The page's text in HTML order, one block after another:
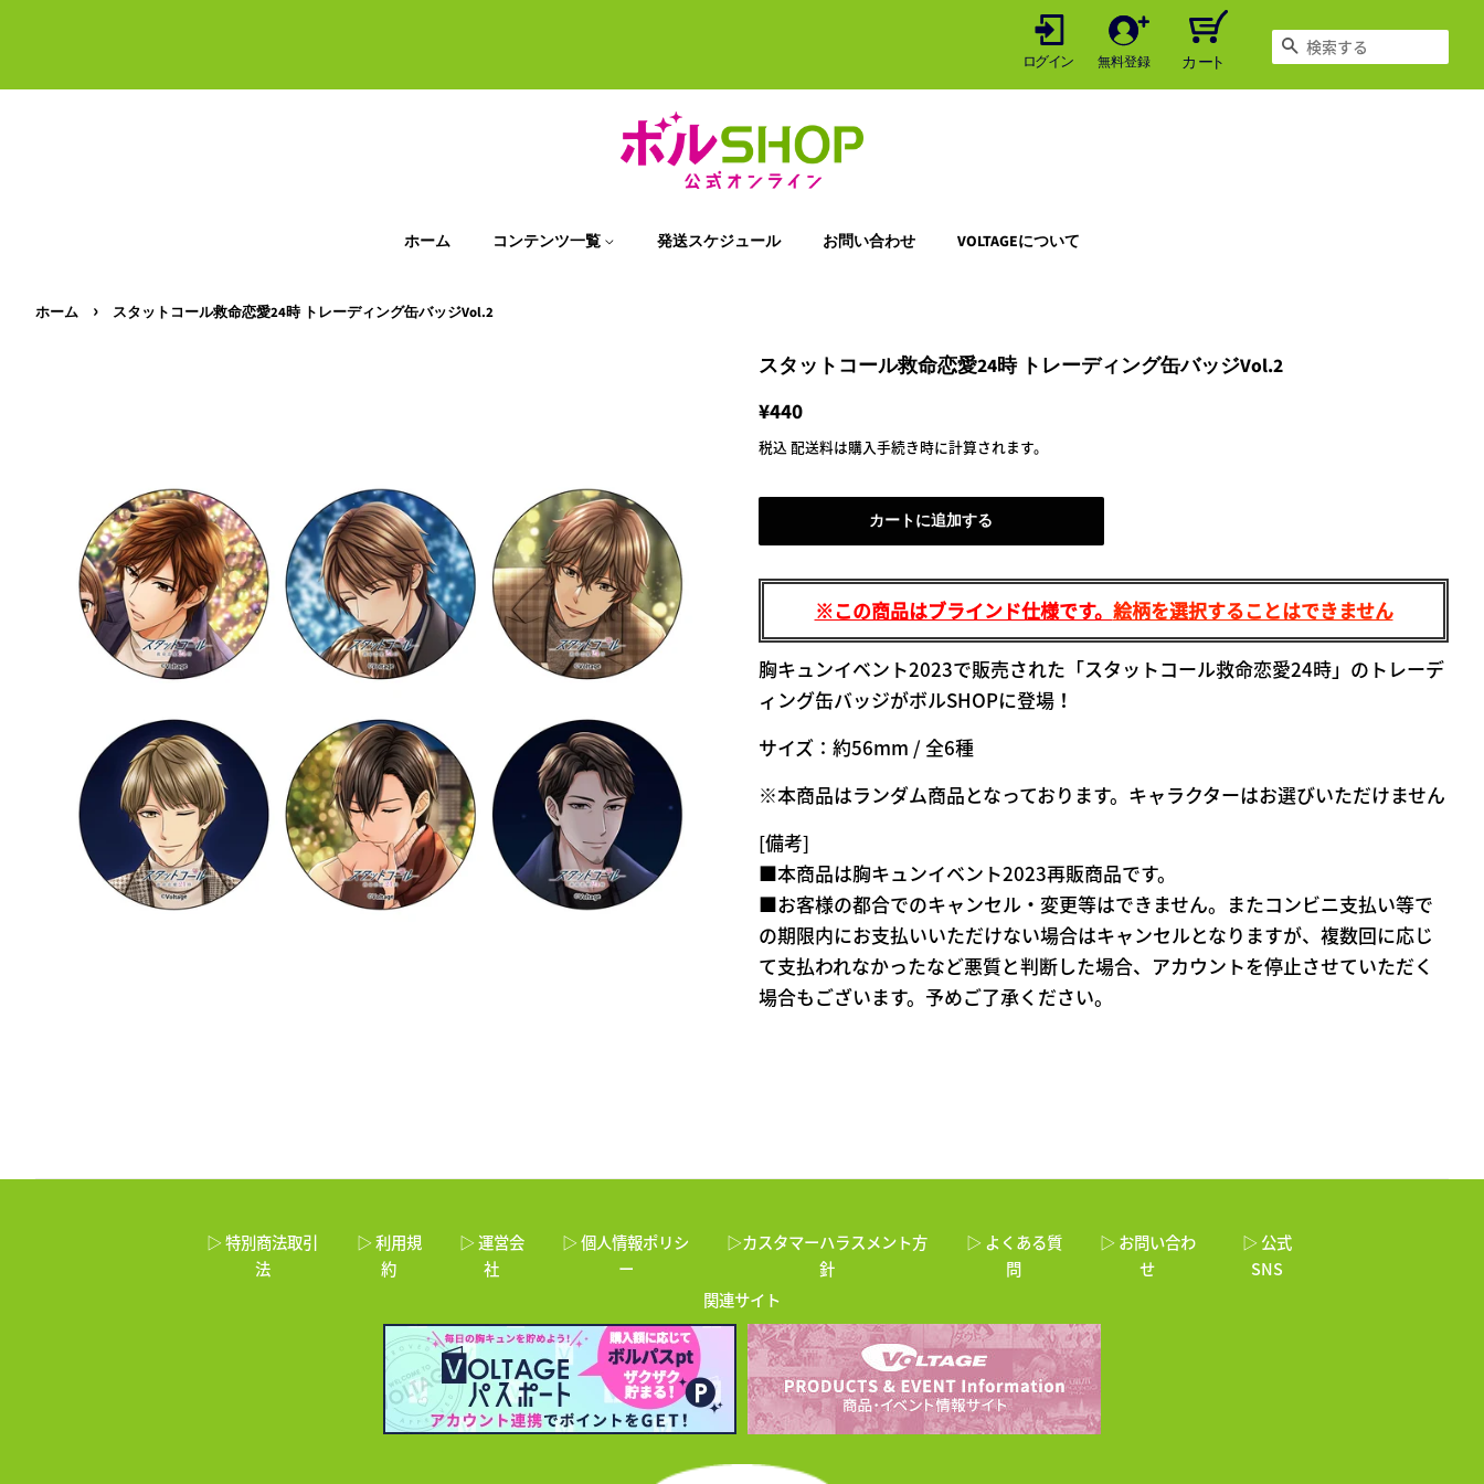
検索する
ホーム コンテンツ一覧 発送スケジュール お問い合わせ VOLTAGEについて
ホーム › スタットコール救命恋愛24時 トレーディング缶バッジVol.2
スタットコール救命恋愛24時 トレーディング缶バッジVol.2
通
常
格
¥440
売
格
税込 配送料は購入手続き時に計算されます。
カートに追加する
※この商品はブラインド仕様です。 絵柄を選択することはできません
胸キュンイベント2023で販売された「スタットコール救命恋愛24時」のトレーデ
ィング缶バッジがボルSHOPに登場！
サイズ：約56mm / 全6種
※本商品はランダム商品となっております。キャラクターはお選びいただけません
[備考]
■本商品は胸キュンイベント2023再販商品です。
■お客様の都合でのキャンセル・変更等はできません。またコンビニ支払い等で
の期限内にお支払いいただけない場合はキャンセルとなりますが、複数回に応じ
て支払われなかったなど悪質と判断した場合、アカウントを停止させていただく
場合もございます。予めご了承ください。
▷ 特別商法取引
法
▷ 利用規
約
▷ 運営会
社
▷ 個人情報ポリシ
ー
▷カスタマーハラスメント方
針
▷ よくある質
問
▷ お問い合わ
せ
▷ 公式
SNS
関連サイト